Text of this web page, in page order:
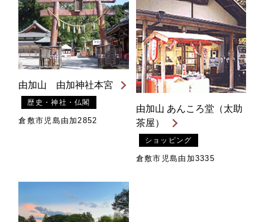
由加山 由加神社本宮
歴史・神社・仏閣
倉敷市児島由加2852
由加山 あんころ堂（太助
茶屋）
ショッピング
倉敷市児島由加3335